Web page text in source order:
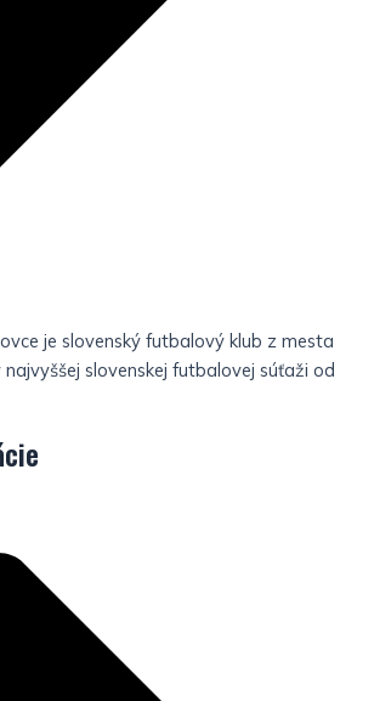
je slovenský futbalový klub z mesta
najvyššej slovenskej futbalovej súťaži od